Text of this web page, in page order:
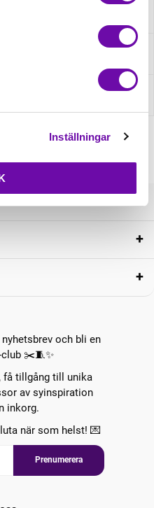
Inställningar
och bli en
club ✂️🧵✨
få tillgång till unika
av syinspiration
inkorg.
när som helst! 💌
Prenumerera